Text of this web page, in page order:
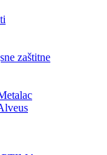
zaštitne